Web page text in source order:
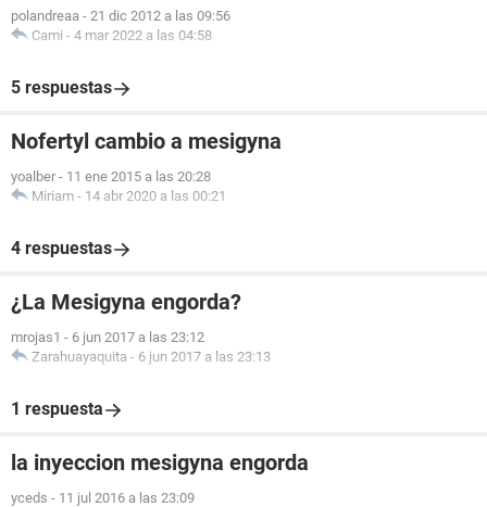
polandreaa - 21 dic 2012 a las 09:56
Cami - 4 mar 2022 a las 04:58
5 respuestas
Nofertyl cambio a mesigyna
yoalber - 11 ene 2015 a las 20:28
Miriam - 14 abr 2020 a las 00:21
4 respuestas
¿La Mesigyna engorda?
mrojas1 - 6 jun 2017 a las 23:12
Zarahuayaquita - 6 jun 2017 a las 23:13
1 respuesta
la inyeccion mesigyna engorda
yceds - 11 jul 2016 a las 23:09